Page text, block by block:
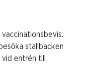
stallbacken
entrén till